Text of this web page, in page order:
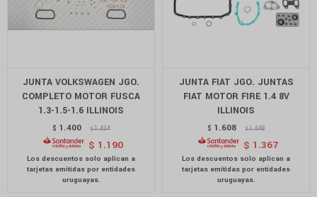
JUNTA VOLKSWAGEN JGO.
COMPLETO MOTOR FUSCA
1.3-1.5-1.6 ILLINOIS
$ 1.400 $1.434
$ 1.190
JUNTA FIAT JGO. JUNTAS
FIAT MOTOR FIRE 1.4 8V
ILLINOIS
$ 1.608 $1.648
$ 1.367